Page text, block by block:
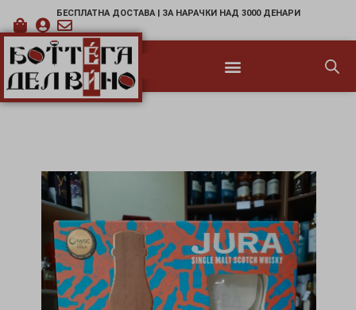
БЕСПЛАТНА ДОСТАВА | ЗА НАРАЧКИ НАД 3000 ДЕНАРИ